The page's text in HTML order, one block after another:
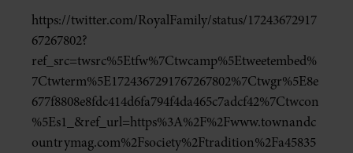
https://twitter.com/RoyalFamily/status/17243672917
67267802?
ref_src=twsrc%5Etfw%7Ctwcamp%5Etweetembed%
7Ctwterm%5E1724367291767267802%7Ctwgr%5E8e
677f8808e8fdc414d6fa794f4da465c7adcf42%7Ctwcon
%5Es1_&ref_url=https%3A%2F%2Fwww.townandc
ountrymag.com%2Fsociety%2Ftradition%2Fa45835